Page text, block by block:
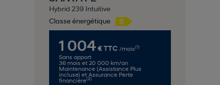
Hybrid 239 Intuitive
Classe énergétique
1 004 € TTC /mois(1)
Sans apport
36 mois et 20 000 km/an
Maintenance (Assistance Plus
incluse) et Assurance Perte
financière(2)